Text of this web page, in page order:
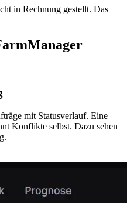
in Rechnung gestellt. Das
mit Statusverlauf. Eine
Konflikte selbst. Dazu sehen